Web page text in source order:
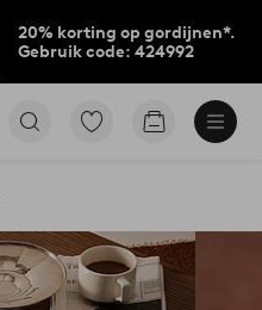
20% korting op gordijnen*.
Gebruik code: 424992
Ga
Go